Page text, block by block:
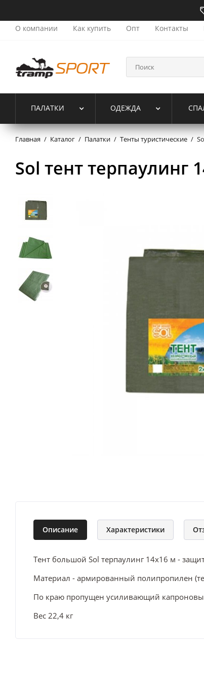
О компании
Как купить Опт Контакты
ПАЛАТКИ ОДЕЖДА
Главная / Каталог / Палатки / Тенты туристические /
Sol тент терпаулинг
Описание Характеристики
Тент большой Sol терпаулинг 14x16 м -
Материал - армированный полипропилен
По краю пропущен усиливающий
Вес 22,4 кг